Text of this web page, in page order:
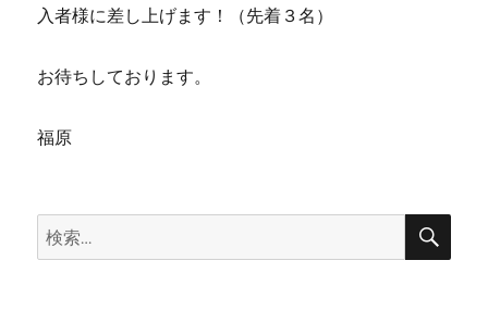
入者様に差し上げます！（先着３名）
お待ちしております。
福原
検
索:
検